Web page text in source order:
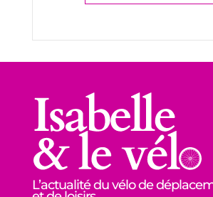
L’actualité du vélo de